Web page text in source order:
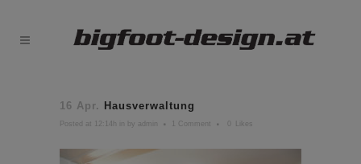
16 Apr. Hausverwaltung
Posted at 12:14h in by admin 1 Comment Likes